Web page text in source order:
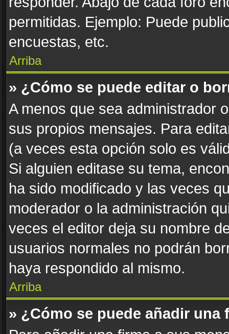
permitidas. Ejemplo: Puede
encuestas, etc.
Arriba
» ¿Cómo se puede editar o
A menos que sea administrador
sus propios mensajes. Para
(a veces esta opción solo es
Si alguien editase su tema,
ha sido modificado y las veces
moderador o la administración
veces el editor deja su nombre
usuarios normales no podrán
haya respondido al mismo.
Arriba
» ¿Cómo se puede añadir una